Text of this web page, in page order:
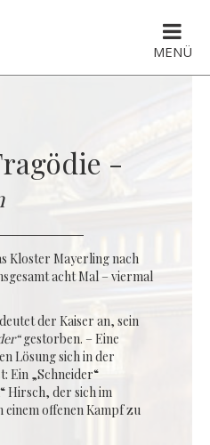
MENÜ
-
Kloster Mayerling nach
acht Mal – viermal
der Kaiser an, sein
gestorben. – Eine
Lösung sich in der
Ein „Schneider“
Hirsch, der sich im
offenen Kampf zu